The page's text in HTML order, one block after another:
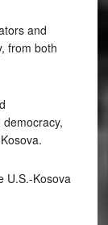
and
from both
U.S.-Kosova